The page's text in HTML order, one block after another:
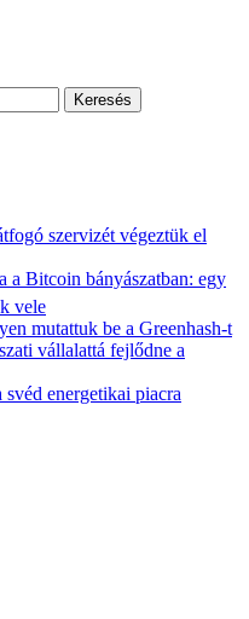
szervizét végeztük el
a Bitcoin bányászatban: egy
vele
mutattuk be a Greenhash-t
vállalattá fejlődne a
energetikai piacra